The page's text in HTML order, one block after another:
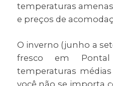
temperaturas
e preços de
O inverno (junho a
fresco em
temperaturas médias
você não se importa